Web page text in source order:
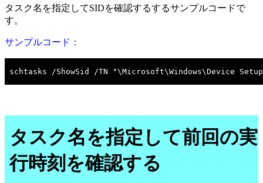
タスク名を指定してSIDを確認するするサンプルコードで
す。
サンプルコード：
タスク名を指定して前回の実
行時刻を確認する